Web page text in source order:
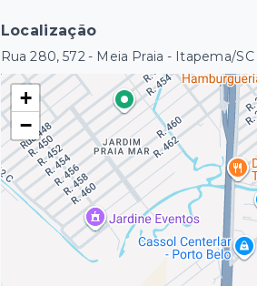
Localização
Rua 280, 572 - Meia Praia - Itapema/SC
+
−